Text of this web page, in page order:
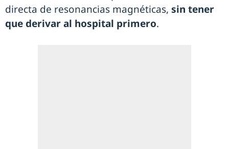
directa de resonancias magnéticas, sin tener
que derivar al hospital primero.